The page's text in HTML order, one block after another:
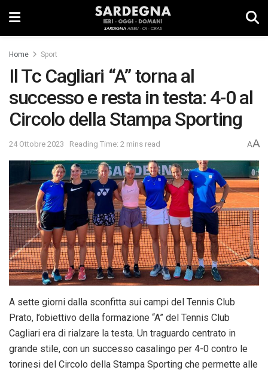
Home Sport
Il Tc Cagliari “A” torna al
successo e resta in testa: 4-0 al
Circolo della Stampa Sporting
24 Ottobre 2023 Reading Time: 2 mins read AA
A sette giorni dalla sconfitta sui campi del Tennis Club
Prato, l’obiettivo della formazione “A” del Tennis Club
Cagliari era di rialzare la testa. Un traguardo centrato in
grande stile, con un successo casalingo per 4-0 contro le
torinesi del Circolo della Stampa Sporting che permette alle